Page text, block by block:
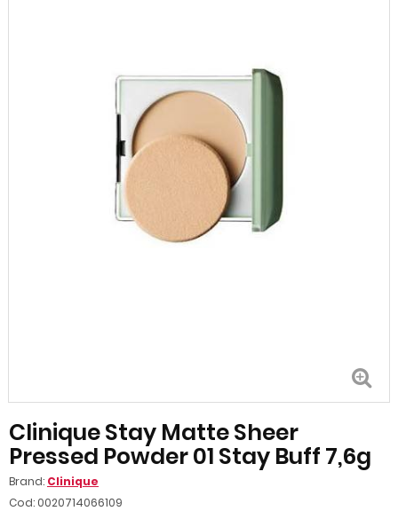
Clinique Stay Matte Sheer
Pressed Powder 01 Stay Buff 7,6g
Brand: Clinique
Cod: 0020714066109